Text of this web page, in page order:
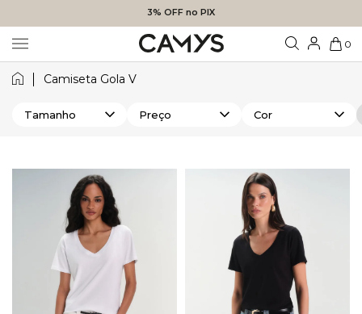
3% OFF no PIX
0
Camiseta Gola V
Cor
Tamanho Preço